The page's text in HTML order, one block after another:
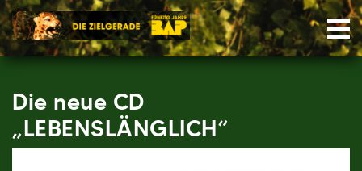
Skip
to
content
Die neue CD
„LEBENSLÄNGLICH“